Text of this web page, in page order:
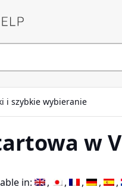
i szybkie wybieranie
w
in: